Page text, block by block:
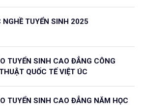
NGHỀ TUYỂN SINH 2025
TUYỂN SINH CAO ĐẲNG CÔNG
QUỐC TẾ VIỆT ÚC
TUYỂN SINH CAO ĐẲNG NĂM HỌC